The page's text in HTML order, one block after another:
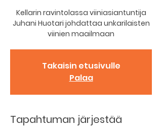
Kellarin ravintolassa viiniasiantuntija
Juhani Huotari johdattaa unkarilaisten
viinien maailmaan
Takaisin etusivulle
Palaa
Tapahtuman järjestää